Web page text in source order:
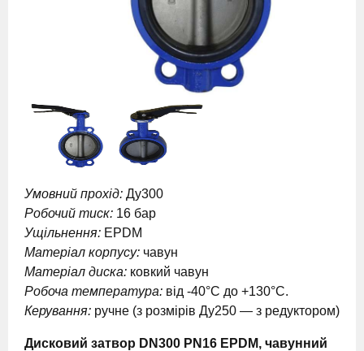
Умовний прохід: Ду300
Робочий тиск: 16 бар
Ущільнення: EPDM
Матеріал корпусу: чавун
Матеріал диска: ковкий чавун
Робоча температура: від -40°C до +130°C.
Керування: ручне (з розмірів Ду250 — з редуктором)
Дисковий затвор DN300 PN16 EPDM, чавунний